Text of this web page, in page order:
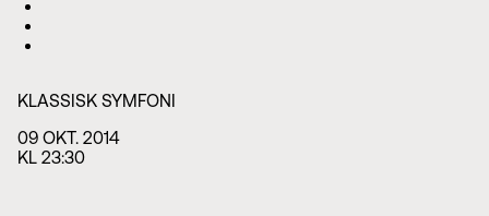
09 OKT. 2014
KL 23:30
KLASSISK SYMFONI